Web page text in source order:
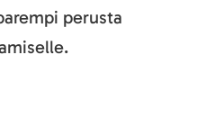
perusta